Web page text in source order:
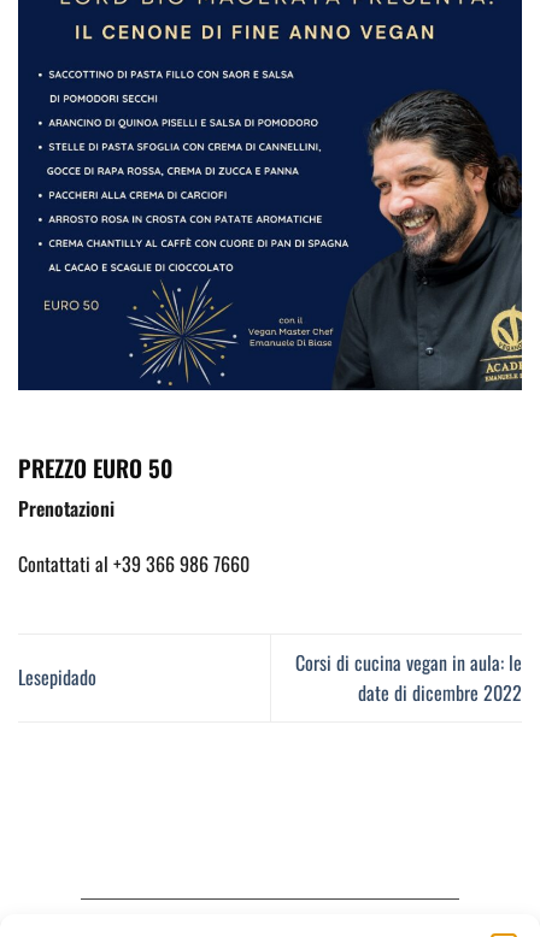
PREZZO EURO 50
Prenotazioni
Contattati al +39 366 986 7660
Lesepidado
Corsi di cucina vegan in aula: le
date di dicembre 2022